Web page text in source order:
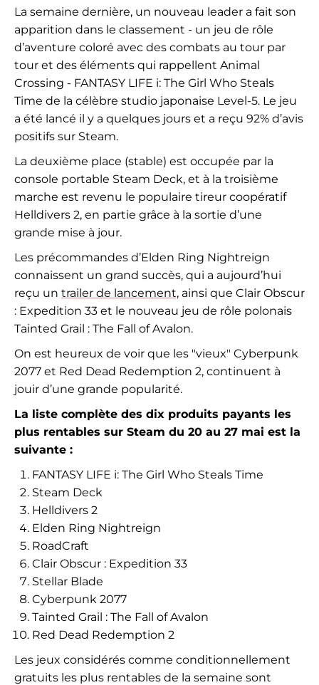
La semaine dernière, un nouveau leader a fait son
apparition dans le classement - un jeu de rôle
d’aventure coloré avec des combats au tour par
tour et des éléments qui rappellent Animal
Crossing - FANTASY LIFE i: The Girl Who Steals
Time de la célèbre studio japonaise Level-5. Le jeu
a été lancé il y a quelques jours et a reçu 92% d’avis
positifs sur Steam.
La deuxième place (stable) est occupée par la
console portable Steam Deck, et à la troisième
marche est revenu le populaire tireur coopératif
Helldivers 2, en partie grâce à la sortie d’une
grande mise à jour.
Les précommandes d’Elden Ring Nightreign
connaissent un grand succès, qui a aujourd’hui
reçu un trailer de lancement, ainsi que Clair Obscur
: Expedition 33 et le nouveau jeu de rôle polonais
Tainted Grail : The Fall of Avalon.
On est heureux de voir que les "vieux" Cyberpunk
2077 et Red Dead Redemption 2, continuent à
jouir d’une grande popularité.
La liste complète des dix produits payants les
plus rentables sur Steam du 20 au 27 mai est la
suivante :
FANTASY LIFE i: The Girl Who Steals Time
Steam Deck
Helldivers 2
Elden Ring Nightreign
RoadCraft
Clair Obscur : Expedition 33
Stellar Blade
Cyberpunk 2077
Tainted Grail : The Fall of Avalon
Red Dead Redemption 2
Les jeux considérés comme conditionnellement
gratuits les plus rentables de la semaine sont